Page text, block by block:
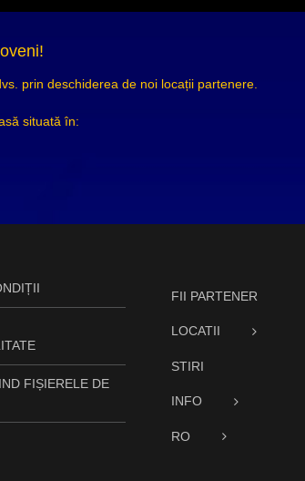
prin deschiderea de noi locații partenere.
situată în:
FIȘIERELE DE
FII PARTENER
LOCATII
STIRI
INFO
RO